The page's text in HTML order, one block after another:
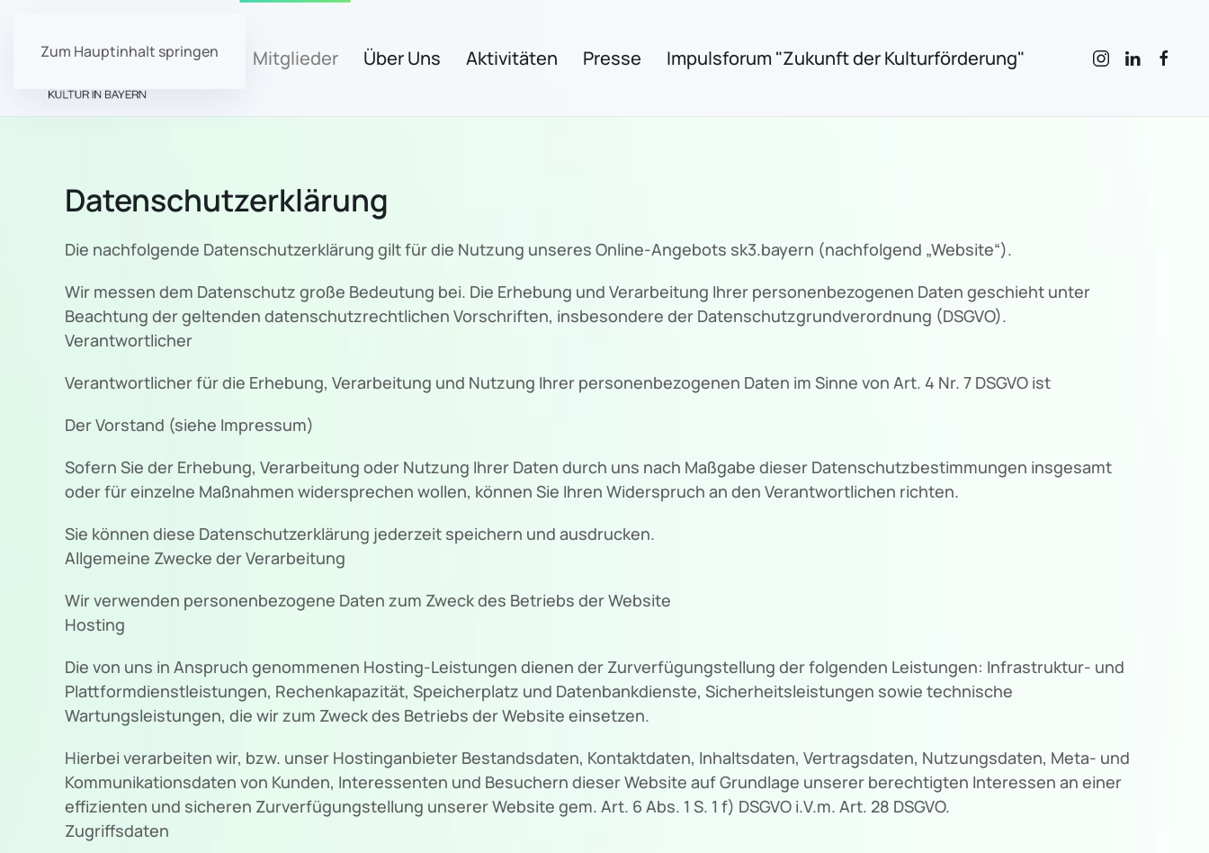
Zum Hauptinhalt springen
Start Mitglieder Über Uns Aktivitäten Presse Impulsforum "Zukunft der Kulturförderung"
Datenschutzerklärung
Die nachfolgende Datenschutzerklärung gilt für die Nutzung unseres Online-Angebots sk3.bayern (nachfolgend „Website“).
Wir messen dem Datenschutz große Bedeutung bei. Die Erhebung und Verarbeitung Ihrer personenbezogenen Daten geschieht unter
Beachtung der geltenden datenschutzrechtlichen Vorschriften, insbesondere der Datenschutzgrundverordnung (DSGVO).
Verantwortlicher
Verantwortlicher für die Erhebung, Verarbeitung und Nutzung Ihrer personenbezogenen Daten im Sinne von Art. 4 Nr. 7 DSGVO ist
Der Vorstand (siehe Impressum)
Sofern Sie der Erhebung, Verarbeitung oder Nutzung Ihrer Daten durch uns nach Maßgabe dieser Datenschutzbestimmungen insgesamt
oder für einzelne Maßnahmen widersprechen wollen, können Sie Ihren Widerspruch an den Verantwortlichen richten.
Sie können diese Datenschutzerklärung jederzeit speichern und ausdrucken.
Allgemeine Zwecke der Verarbeitung
Wir verwenden personenbezogene Daten zum Zweck des Betriebs der Website
Hosting
Die von uns in Anspruch genommenen Hosting-Leistungen dienen der Zurverfügungstellung der folgenden Leistungen: Infrastruktur- und
Plattformdienstleistungen, Rechenkapazität, Speicherplatz und Datenbankdienste, Sicherheitsleistungen sowie technische
Wartungsleistungen, die wir zum Zweck des Betriebs der Website einsetzen.
Hierbei verarbeiten wir, bzw. unser Hostinganbieter Bestandsdaten, Kontaktdaten, Inhaltsdaten, Vertragsdaten, Nutzungsdaten, Meta- und
Kommunikationsdaten von Kunden, Interessenten und Besuchern dieser Website auf Grundlage unserer berechtigten Interessen an einer
effizienten und sicheren Zurverfügungstellung unserer Website gem. Art. 6 Abs. 1 S. 1 f) DSGVO i.V.m. Art. 28 DSGVO.
Zugriffsdaten